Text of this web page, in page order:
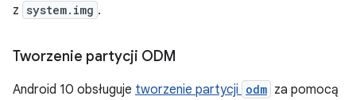
z system.img .
Tworzenie partycji ODM
Android 10 obsługuje tworzenie partycji odm za pomocą